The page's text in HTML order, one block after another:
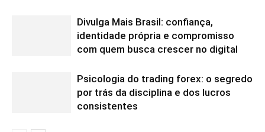
Divulga Mais Brasil: confiança,
identidade própria e compromisso
com quem busca crescer no digital
Psicologia do trading forex: o segredo
por trás da disciplina e dos lucros
consistentes